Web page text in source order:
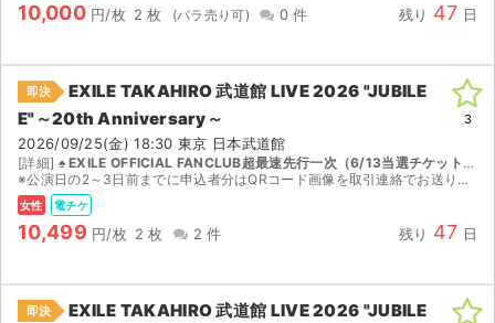
サイト情報
チケットジャム運営会社
チケットジャム利用規約
特定商取引法に基づく表記
10,000 円/枚 2 枚 0 件 残り 47 日
即決
EXILE TAKAHIRO 武道館 LIVE 2026 "JUBILE
E"～20th Anniversary～
2026/09/25(金) 18:30 東京 日本武道館
[詳細] ♠ EXILE OFFICIAL FANCLUB超最速先行一次（6/13当選チケット） 全席指定
※公演日の2～3日前までに申込者分はQRコード画像を取引連絡でお送りいたします。また、同行者分チケットはチケットブックにご登録のメールアドレスをご連絡いただければ分配させていただきます。 ...
女性 電チケ
10,499 円/枚 2 枚 2 件 残り 47 日
3
即決
EXILE TAKAHIRO 武道館 LIVE 2026 "JUBILE